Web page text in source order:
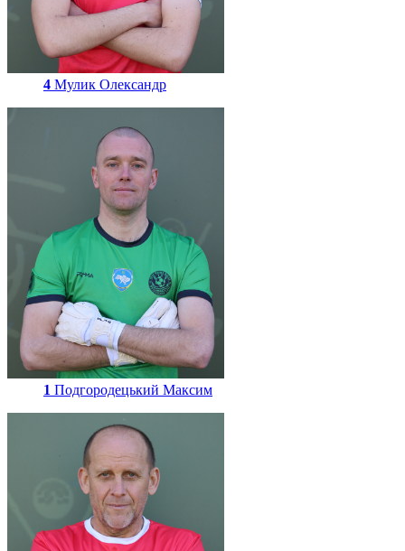
4 Мулик Олександр
1 Подгородецький Максим